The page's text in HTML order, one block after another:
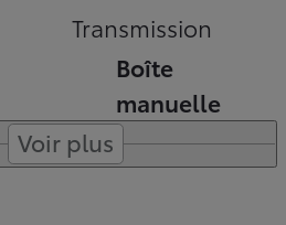
Transmission
Boîte
manuelle
Voir plus